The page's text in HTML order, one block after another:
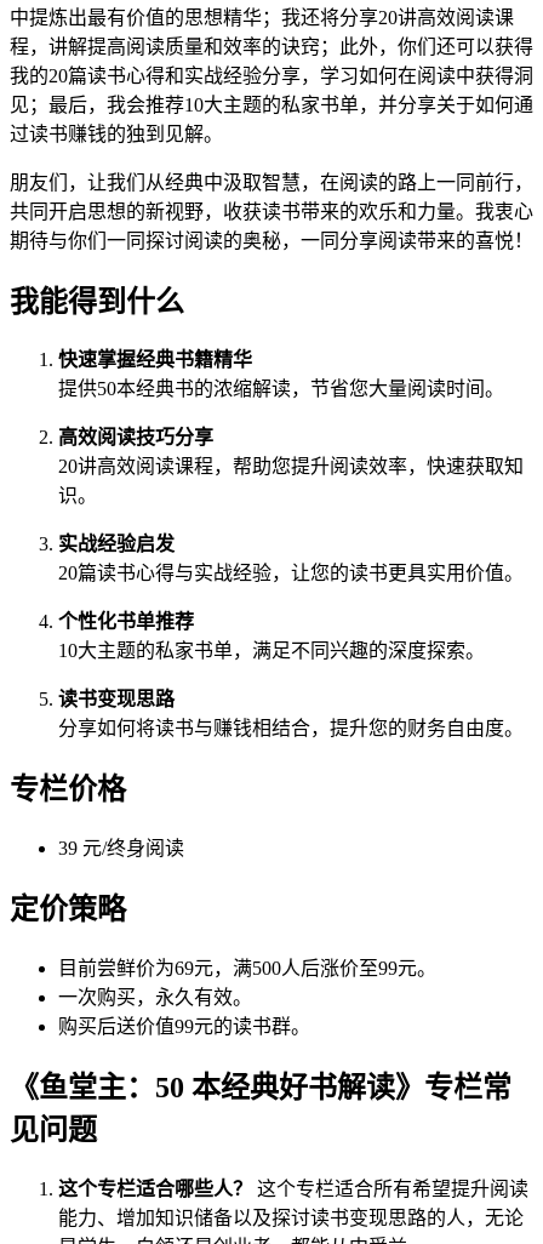
中提炼出最有价值的思想精华；我还将分享20讲高效阅读课
程，讲解提高阅读质量和效率的诀窍；此外，你们还可以获得
我的20篇读书心得和实战经验分享，学习如何在阅读中获得洞
见；最后，我会推荐10大主题的私家书单，并分享关于如何通
过读书赚钱的独到见解。
朋友们，让我们从经典中汲取智慧，在阅读的路上一同前行，
共同开启思想的新视野，收获读书带来的欢乐和力量。我衷心
期待与你们一同探讨阅读的奥秘，一同分享阅读带来的喜悦！
我能得到什么
快速掌握经典书籍精华
提供50本经典书的浓缩解读，节省您大量阅读时间。
高效阅读技巧分享
20讲高效阅读课程，帮助您提升阅读效率，快速获取知
识。
实战经验启发
20篇读书心得与实战经验，让您的读书更具实用价值。
个性化书单推荐
10大主题的私家书单，满足不同兴趣的深度探索。
读书变现思路
分享如何将读书与赚钱相结合，提升您的财务自由度。
专栏价格
39 元/终身阅读
定价策略
目前尝鲜价为69元，满500人后涨价至99元。
一次购买，永久有效。
购买后送价值99元的读书群。
《鱼堂主：50 本经典好书解读》专栏常
见问题
这个专栏适合哪些人？
这个专栏适合所有希望提升阅读
能力、增加知识储备以及探讨读书变现思路的人，无论